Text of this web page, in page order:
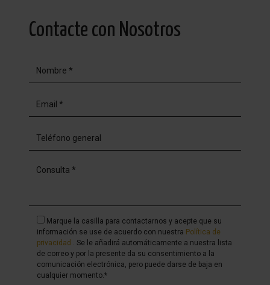
Contacte con Nosotros
Marque la casilla para contactarnos y acepte que su
información se use de acuerdo con nuestra Política de
privacidad . Se le añadirá automáticamente a nuestra lista
de correo y por la presente da su consentimiento a la
comunicación electrónica, pero puede darse de baja en
cualquier momento.*